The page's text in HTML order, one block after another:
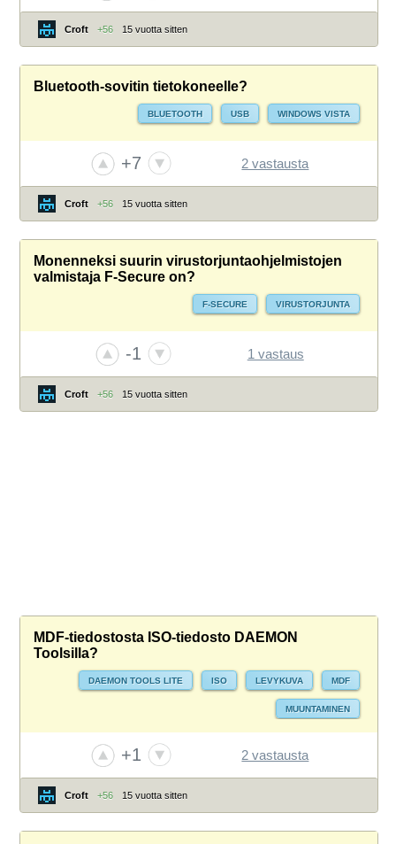
Croft +56 15 vuotta sitten
Bluetooth-sovitin tietokoneelle?
BLUETOOTH USB WINDOWS VISTA
+7 2 vastausta
Croft +56 15 vuotta sitten
Monenneksi suurin virustorjuntaohjelmistojen
valmistaja F-Secure on?
F-SECURE VIRUSTORJUNTA
-1 1 vastaus
Croft +56 15 vuotta sitten
MDF-tiedostosta ISO-tiedosto DAEMON
Toolsilla?
DAEMON TOOLS LITE ISO LEVYKUVA MDF
MUUNTAMINEN
+1 2 vastausta
Croft +56 15 vuotta sitten